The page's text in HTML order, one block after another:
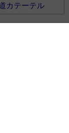
カテーテル